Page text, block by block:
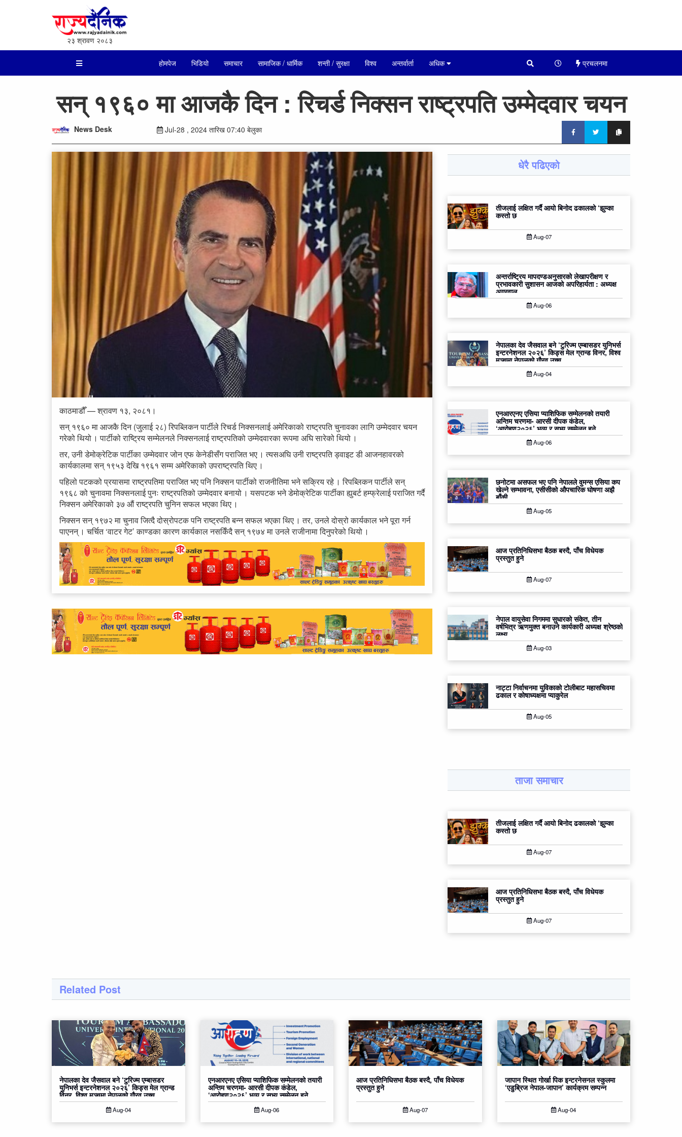
२३ श्रावण २०८३
होमपेज भिडियो समाचार सामाजिक / धार्मिक शन्ती / सुरक्षा विश्व अन्तर्वार्ता अधिक प्रचलनमा
सन् १९६० मा आजकै दिन : रिचर्ड निक्सन राष्ट्रपति उम्मेदवार चयन
News Desk Jul-28 , 2024 तारिख 07:40 बेलुका
काठमाडौँ — श्रावण १३, २०८१।
सन् १९६० मा आजकै दिन (जुलाई २८) रिपब्लिकन पार्टीले रिचर्ड निक्सनलाई अमेरिकाको राष्ट्रपति चुनावका लागि उम्मेदवार चयन
गरेको थियो । पार्टीको राष्ट्रिय सम्मेलनले निक्सनलाई राष्ट्रपतिको उम्मेदवारका रूपमा अघि सारेको थियो ।
तर, उनी डेमोक्रेटिक पार्टीका उम्मेदवार जोन एफ केनेडीसँग पराजित भए । त्यसअघि उनी राष्ट्रपति ड्वाइट डी आजनहावरको
कार्यकालमा सन् १९५३ देखि १९६१ सम्म अमेरिकाको उपराष्ट्रपति थिए ।
पहिलो पटकको प्रयासमा राष्ट्रपतिमा पराजित भए पनि निक्सन पार्टीको राजनीतिमा भने सक्रिय रहे । रिपब्लिकन पार्टीले सन्
१९६८ को चुनावमा निक्सनलाई पुनः राष्ट्रपतिको उम्मेदवार बनायो । यसपटक भने डेमोक्रेटिक पार्टीका ह्युबर्ट हम्फ्रेलाई पराजित गर्दै
निक्सन अमेरिकाको ३७ औं राष्ट्रपति चुनिन सफल भएका थिए ।
निक्सन सन् १९७२ मा चुनाव जित्दै दोस्रोपटक पनि राष्ट्रपति बन्न सफल भएका थिए । तर, उनले दोस्रो कार्यकाल भने पूरा गर्न
पाएनन् । चर्चित ‘वाटर गेट’ काण्डका कारण कार्यकाल नसकिँदै सन् १९७४ मा उनले राजीनामा दिनुपरेको थियो ।
धेरै पढिएको
तीजलाई लक्षित गर्दै आयो बिनोद ढकालको ‘झुम्का
कस्तो छ
Aug-07
अन्तर्राष्ट्रिय मापदण्डअनुसारको लेखापरीक्षण र
प्रभावकारी सुशासन आजको अपरिहार्यता : अध्यक्ष
अग्रवाल
Aug-06
नेपालका देव जैसवाल बने ‘टुरिज्म एम्बासडर युनिभर्स
इन्टरनेशनल २०२६’ किड्स मेल ग्रान्ड विनर, विश्व
मञ्चमा नेपालको गौरव उच्च
Aug-04
एनआरएनए एसिया प्याशिफिक सम्मेलनको तयारी
अन्तिम चरणमा- आरसी दीपक कंडेल,
‘आरोहण२०२६’ भव्य र सभ्य सम्मेलन हुने
Aug-06
छनोटमा असफल भए पनि नेपालले वुमन्स एसिया कप
खेल्ने सम्भावना, एसीसीको औपचारिक घोषणा अझै
बाँकी
Aug-05
आज प्रतिनिधिसभा बैठक बस्दै, पाँच विधेयक
प्रस्तुत हुने
Aug-07
नेपाल वायुसेवा निगममा सुधारको संकेत, तीन
वर्षभित्र ऋणमुक्त बनाउने कार्यकारी अध्यक्ष श्रेष्ठको
लक्ष्य
Aug-03
नाट्टा निर्वाचनमा युविकाको टोलीबाट महासचिवमा
ढकाल र कोषाध्यक्षमा प्याकुरेल
Aug-05
ताजा समाचार
तीजलाई लक्षित गर्दै आयो बिनोद ढकालको ‘झुम्का
कस्तो छ
Aug-07
आज प्रतिनिधिसभा बैठक बस्दै, पाँच विधेयक
प्रस्तुत हुने
Aug-07
Related Post
नेपालका देव जैसवाल बने ‘टुरिज्म एम्बासडर
युनिभर्स इन्टरनेशनल २०२६’ किड्स मेल ग्रान्ड
विनर, विश्व मञ्चमा नेपालको गौरव उच्च
Aug-04
एनआरएनए एसिया प्याशिफिक सम्मेलनको तयारी
अन्तिम चरणमा- आरसी दीपक कंडेल,
‘आरोहण२०२६’ भव्य र सभ्य सम्मेलन हुने
Aug-06
आज प्रतिनिधिसभा बैठक बस्दै, पाँच विधेयक
प्रस्तुत हुने
Aug-07
जापान स्थित गोर्खा पिक इन्टरनेसनल स्कुलमा
‘एडुब्रिज नेपाल-जापान’ कार्यक्रम सम्पन्न
Aug-04